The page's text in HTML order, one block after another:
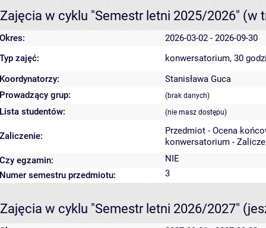
Zajęcia w cyklu "Semestr letni 2025/2026" (w
Okres:
2026-03-02 - 2026-09-30
Typ zajęć:
konwersatorium, 30
Koordynatorzy:
Stanisława Guca
Prowadzący grup:
(brak danych)
Lista studentów: (nie masz dostępu)
Zaliczenie:
Przedmiot - Ocena
konwersatorium -
Czy egzamin:
NIE
Numer semestru przedmiotu:
3
Zajęcia w cyklu "Semestr letni 2026/2027"